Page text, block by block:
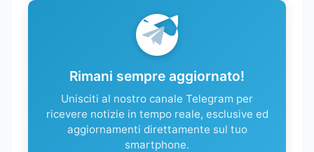
Rimani sempre aggiornato!
Unisciti al nostro canale Telegram per
ricevere notizie in tempo reale, esclusive ed
aggiornamenti direttamente sul tuo
smartphone.